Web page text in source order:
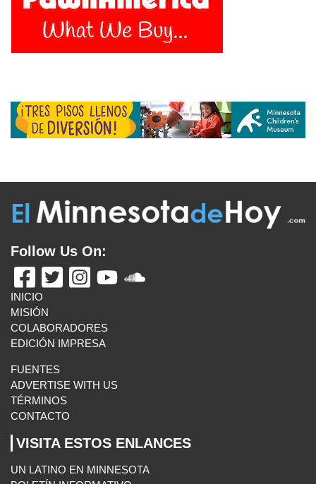
INICIO
FUENTES
ADVERTISE WITH US
CONTACTO
VISITA ESTOS ENLANCES
UN LATINO EN MINNESOTA
BOLETÍN INFORMATIVO
MAS ENLACES
E-MAIL US
©2026 MLatino Media, LLC